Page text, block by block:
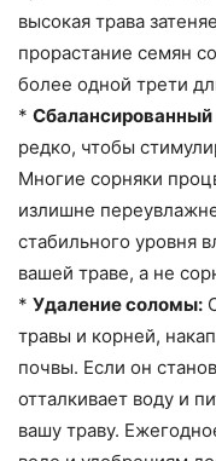
высокая трава
прорастание семян
более одной трети
* Сбалансированный
редко, чтобы
Многие сорняки
излишне
стабильного уровня
вашей траве, а не
* Удаление соломы:
травы и корней,
почвы. Если он
отталкивает воду и
вашу траву.